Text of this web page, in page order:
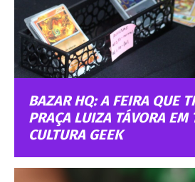
BAZAR HQ: A FEIRA QUE
PRAÇA LUIZA TÁVORA EM
CULTURA GEEK